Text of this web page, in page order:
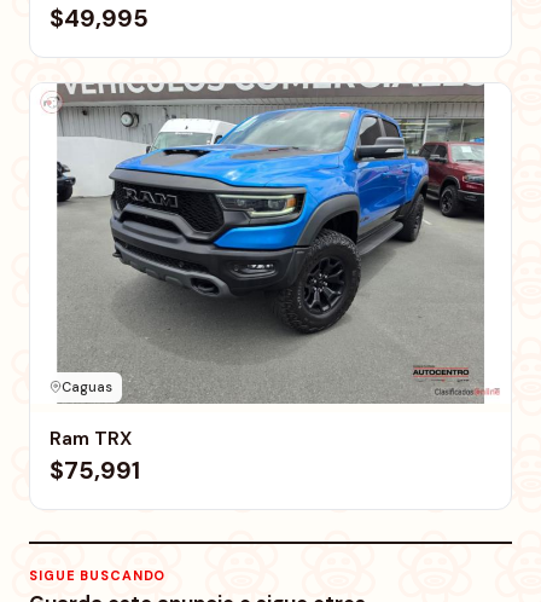
$49,995
Caguas
Ram TRX
$75,991
SIGUE BUSCANDO